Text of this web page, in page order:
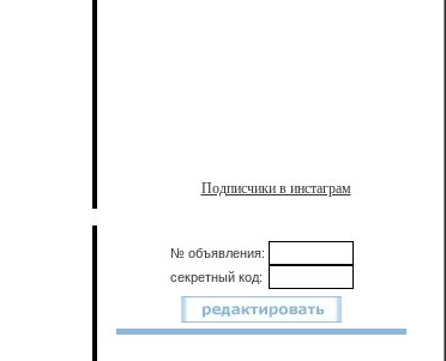
Подписчики в инстаграм
№ объявления:
секретный код: